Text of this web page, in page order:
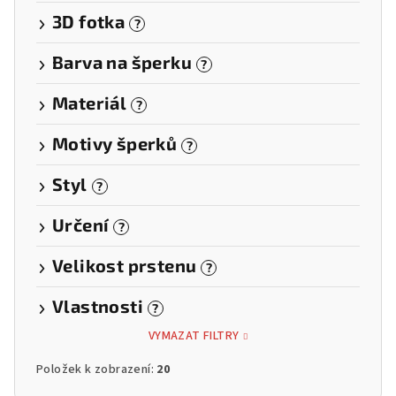
3D fotka ?
Barva na šperku ?
Materiál ?
Motivy šperků ?
Styl ?
Určení ?
Velikost prstenu ?
Vlastnosti ?
VYMAZAT FILTRY
Položek k zobrazení: 20